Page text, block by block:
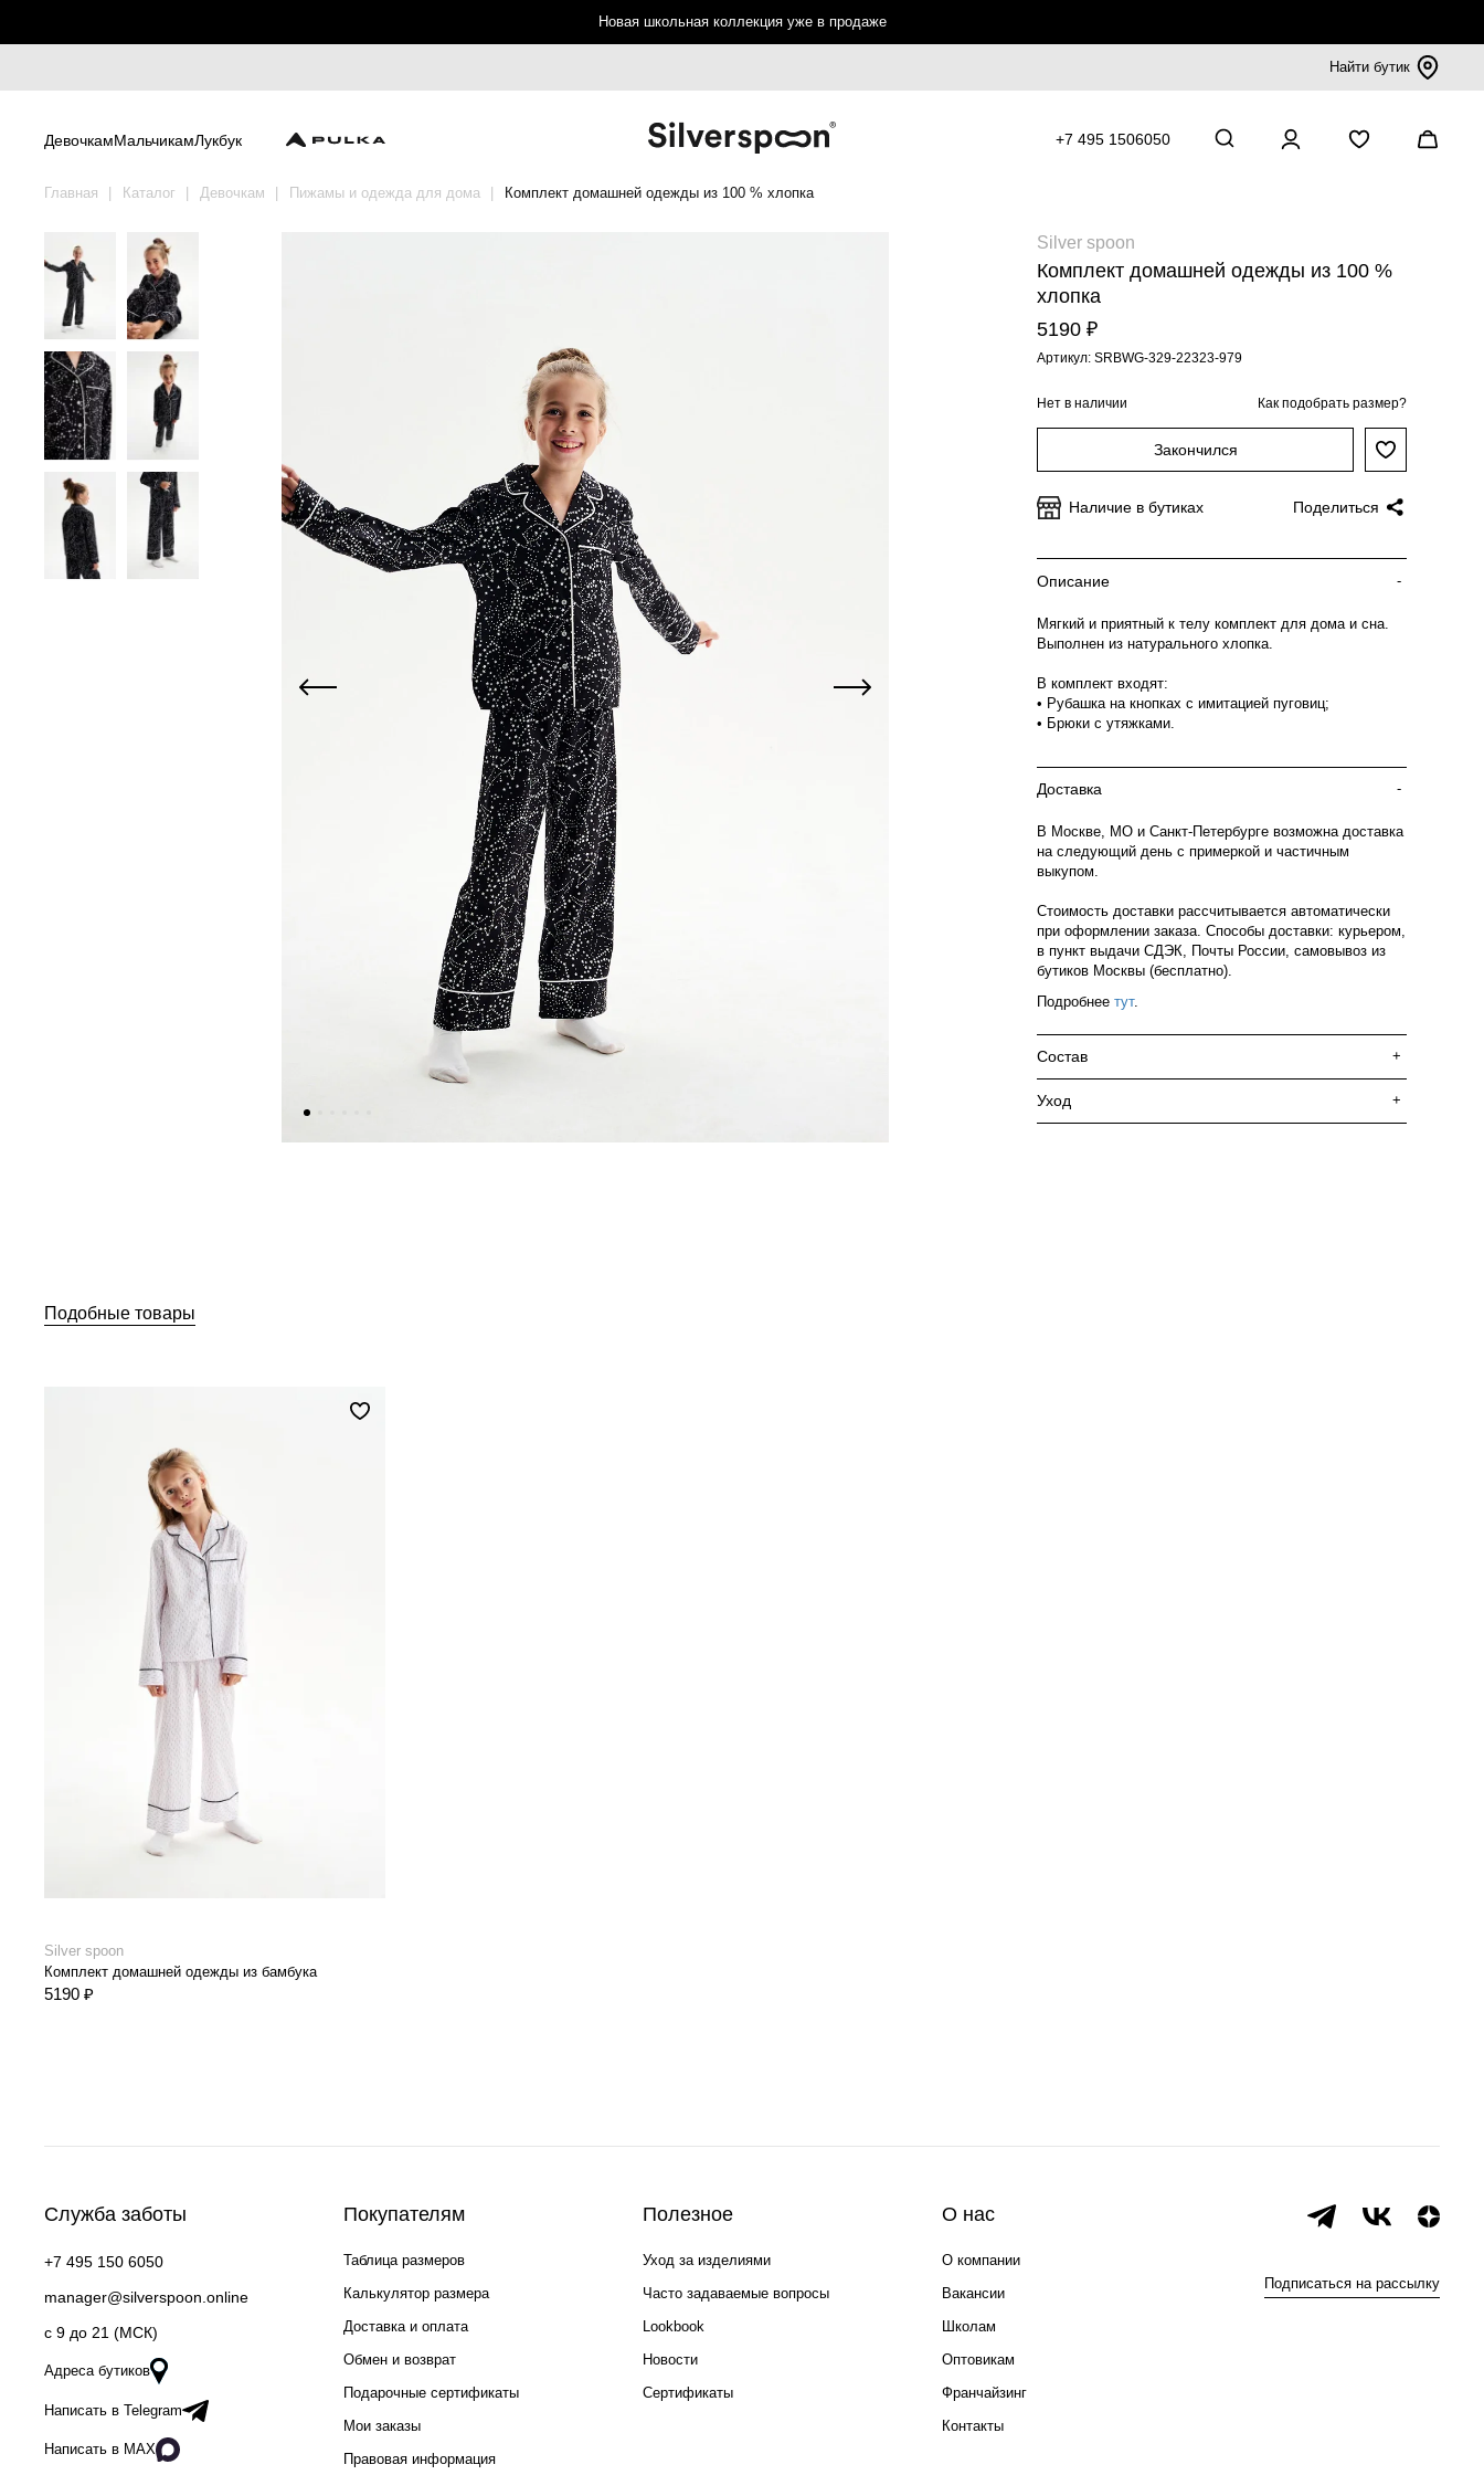
Новая школьная коллекция уже в продаже
Найти бутик
ДевочкамМальчикамЛукбук +7 495 1506050
Главная Каталог Девочкам Пижамы и одежда для дома Комплект домашней одежды из 100 % хлопка
Silver spoon
Комплект домашней одежды из 100 %
хлопка
5190 ₽
Артикул: SRBWG-329-22323-979
Нет в наличии Как подобрать размер?
Закончился
Наличие в бутиках Поделиться
Описание -
Мягкий и приятный к телу комплект для дома и сна.
Выполнен из натурального хлопка.
В комплект входят:
• Рубашка на кнопках с имитацией пуговиц;
• Брюки с утяжками.
Доставка -
В Москве, МО и Санкт-Петербурге возможна доставка
на следующий день с примеркой и частичным
выкупом.
Стоимость доставки рассчитывается автоматически
при оформлении заказа. Способы доставки: курьером,
в пункт выдачи СДЭК, Почты России, самовывоз из
бутиков Москвы (бесплатно).
Подробнее тут.
Состав +
Уход +
Подобные товары
Silver spoon
Комплект домашней одежды из бамбука
5190 ₽
Служба заботы
+7 495 150 6050
manager@silverspoon.online
c 9 до 21 (МСК)
Адреса бутиков
Написать в Telegram
Написать в MAX
Покупателям
Таблица размеров
Калькулятор размера
Доставка и оплата
Обмен и возврат
Подарочные сертификаты
Мои заказы
Правовая информация
Полезное
Уход за изделиями
Часто задаваемые вопросы
Lookbook
Новости
Сертификаты
О нас
О компании
Вакансии
Школам
Оптовикам
Франчайзинг
Контакты
Подписаться на рассылку